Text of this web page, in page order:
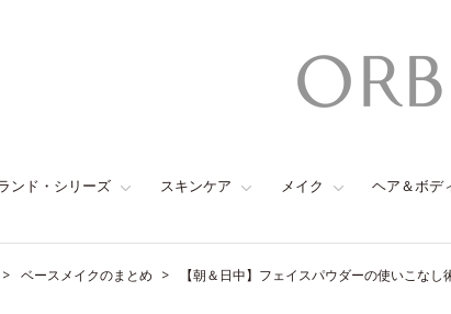
ンド・シリーズ スキンケア メイク ヘア＆ボデ
ベースメイクのまとめ 【朝＆日中】フェイスパウダーの使いこな